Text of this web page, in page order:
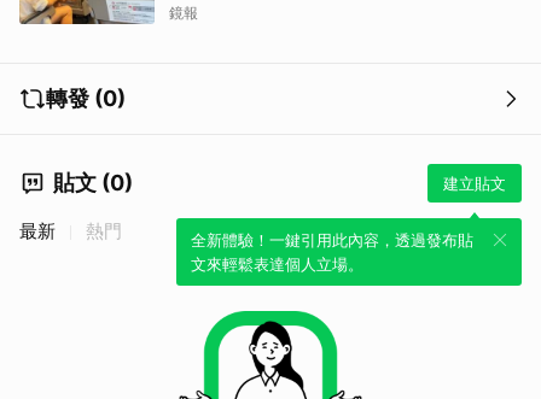
鏡報
轉發 (0)
貼文 (0) 建立貼文
全新體驗！一鍵引用此內容，透過發布貼
文來輕鬆表達個人立場。
最新 熱門